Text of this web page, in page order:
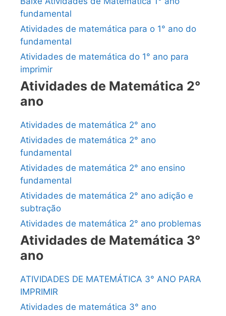
fundamental
Atividades de matemática para o 1° ano do
fundamental
Atividades de matemática do 1° ano para
imprimir
Atividades de Matemática 2°
ano
Atividades de matemática 2° ano
Atividades de matemática 2° ano
fundamental
Atividades de matemática 2° ano ensino
fundamental
Atividades de matemática 2° ano adição e
subtração
Atividades de matemática 2° ano problemas
Atividades de Matemática 3°
ano
ATIVIDADES DE MATEMÁTICA 3° ANO PARA
IMPRIMIR
Atividades de matemática 3° ano